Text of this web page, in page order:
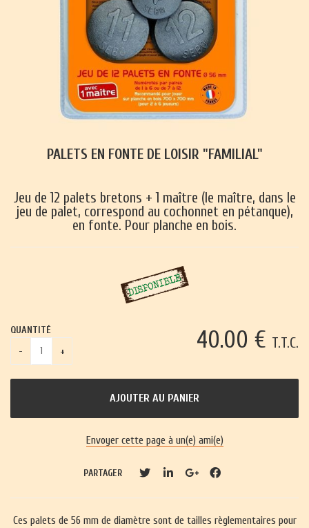
PALETS EN FONTE DE LOISIR "FAMILIAL"
Jeu de 12 palets bretons + 1 maître (le maître, dans le
jeu de palet, correspond au cochonnet en pétanque),
en fonte. Pour planche en bois.
40.00 € T.T.C.
QUANTITÉ
Envoyer cette page à un(e) ami(e)
PARTAGER
Ces palets de 56 mm de diamètre sont de tailles règlementaires pour